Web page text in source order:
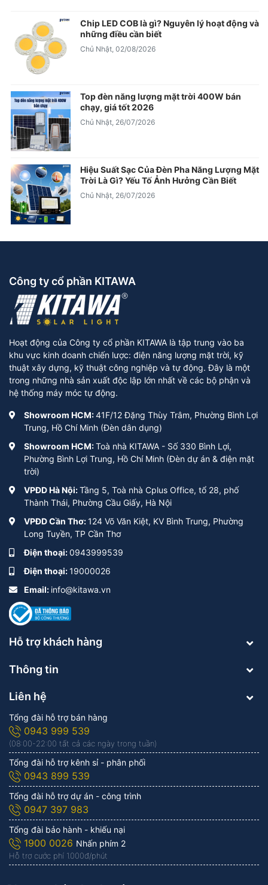
Chip LED COB là gì? Nguyên lý hoạt động và
những điều cần biết
Chủ Nhật, 02/08/2026
Top đèn năng lượng mặt trời 400W bán
chạy, giá tốt 2026
Chủ Nhật, 26/07/2026
Hiệu Suất Sạc Của Đèn Pha Năng Lượng Mặt
Trời Là Gì? Yếu Tố Ảnh Hưởng Cần Biết
Chủ Nhật, 26/07/2026
Công ty cổ phần KITAWA
Hoạt động của Công ty cổ phần KITAWA là tập trung vào ba
khu vực kinh doanh chiến lược: điện năng lượng mặt trời, kỹ
thuật xây dựng, kỹ thuật công nghiệp và tự động. Đây là một
trong những nhà sản xuất độc lập lớn nhất về các bộ phận và
hệ thống máy móc tự động.
Showroom HCM:41F/12 Đặng Thùy Trâm, Phường Bình Lợi
Trung, Hồ Chí Minh (Đèn dân dụng)
Showroom HCM:Toà nhà KITAWA - Số 330 Bình Lợi,
Phường Bình Lợi Trung, Hồ Chí Minh (Đèn dự án & điện mặt
trời)
VPĐD Hà Nội:Tầng 5, Toà nhà Cplus Office, tổ 28, phố
Thành Thái, Phường Cầu Giấy, Hà Nội
VPĐD Cần Thơ:124 Võ Văn Kiệt, KV Bình Trung, Phường
Long Tuyền, TP Cần Thơ
Điện thoại:0943999539
Điện thoại:19000026
Email: info@kitawa.vn
Hỗ trợ khách hàng
Thông tin
Liên hệ
Tổng đài hỗ trợ bán hàng
0943 999 539
(08:00-22:00 tất cả các ngày trong tuần)
Tổng đài hỗ trợ kênh sỉ - phân phối
0943 899 539
Tổng đài hỗ trợ dự án - công trình
0947 397 983
Tổng đài bảo hành - khiếu nại
1900 0026 Nhấn phím 2
Hỗ trợ cước phí 1.000đ/phút